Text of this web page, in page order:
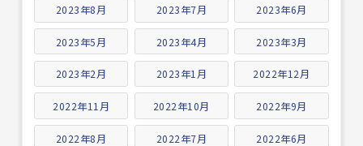
2023年8月 2023年7月 2023年6月
2023年5月 2023年4月 2023年3月
2023年2月 2023年1月 2022年12月
2022年11月 2022年10月 2022年9月
2022年8月 2022年7月 2022年6月